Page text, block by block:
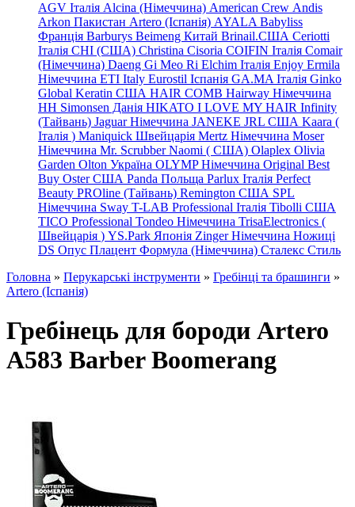
AGV Італія Alcina (Німеччина) American Crew Andis
Arkon Пакистан Artero (Іспанія) AYALA Babyliss
Франція Barburys Beimeng Китай Brinail.США Ceriotti
Італія CHI (США) Christina Cisoria COIFIN Італія Comair
(Німеччина) Daeng Gi Meo Ri Elchim Італія Enjoy Ermila
Німеччина ETI Italy Eurostil Іспанія GA.MA Італія Ginko
Global Keratin США HAIR COMB Hairway Німеччина
HH Simonsen Данія HIKATO I LOVE MY HAIR Infinity
(Тайвань) Jaguar Німеччина JANEKE JRL США Kaara (
Італія ) Maniquick Швейцарія Mertz Німеччина Moser
Німеччина Mr. Scrubber Naomi ( США) Olaplex Olivia
Garden Olton Україна OLYMP Німеччина Original Best
Buy Oster США Panda Польща Parlux Італія Perfect
Beauty PROline (Тайвань) Remington США SPL
Німеччина Sway T-LAB Professional Італія Tibolli США
TICO Professional Tondeo Німеччина TrisaElectronics (
Швейцарія ) YS.Park Японія Zinger Німеччина Ножиці
DS Опус Плацент Формула (Німеччина) Сталекс Стиль
Головна » Перукарські інструменти » Гребінці та брашинги »
Artero (Іспанія)
Гребінець для бороди Artero
A583 Barber Boomerang